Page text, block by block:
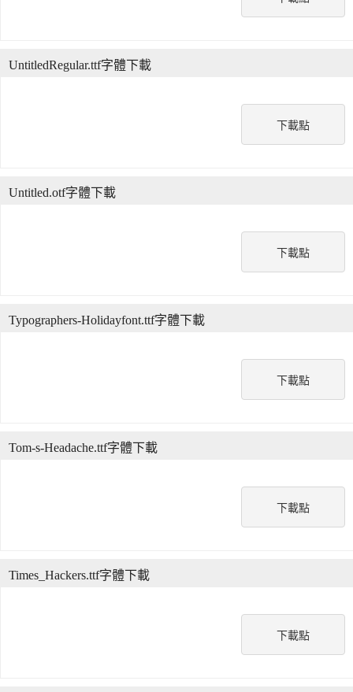
下載點
UntitledRegular.ttf字體下載
下載點
Untitled.otf字體下載
下載點
Typographers-Holidayfont.ttf字體下載
下載點
Tom-s-Headache.ttf字體下載
下載點
Times_Hackers.ttf字體下載